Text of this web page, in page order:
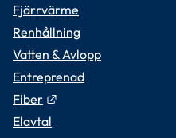
Fjärrvärme
Renhållning
Vatten & Avlopp
Entreprenad
Fiber
Länk till annan
Elavtal